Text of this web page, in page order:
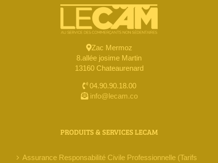
Zac Mermoz
8.allée josime Martin
13160 Chateaurenard
04.90.90.18.00
info@lecam.co
PRODUITS & SERVICES LECAM
Assurance Responsabilité Civile Professionnelle (Tarifs